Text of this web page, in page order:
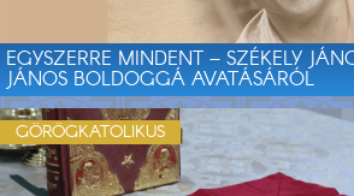
EGYSZERRE MINDENT – SZÉKELY
JÁNOS BOLDOGGÁ AVATÁSÁRÓL
GÖRÖGKATOLIKUS